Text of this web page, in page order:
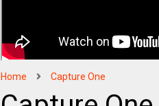
Home Capture One